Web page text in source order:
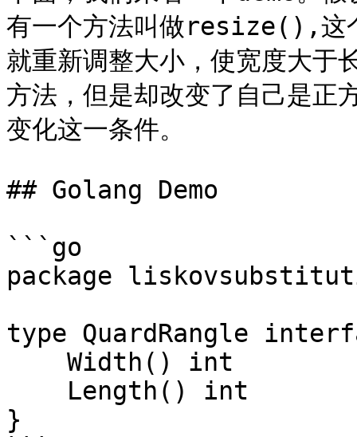
有一个方法叫做resize(),这
就重新调整大小，使宽度大于
方法，但是却改变了自己是正
变化这一条件。
## Golang Demo
```go
package
type QuardRangle
}